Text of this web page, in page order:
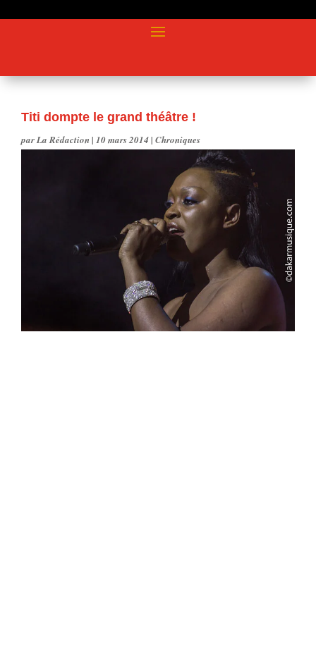
Titi dompte le grand théâtre !
parLa Rédaction| 10 mars 2014| Chroniques